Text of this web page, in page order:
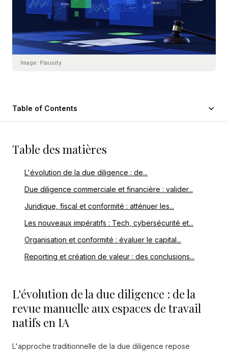
Image: Plausity
Table of Contents
Table des matières
L'évolution de la due diligence : de...
Due diligence commerciale et financière : valider...
Juridique, fiscal et conformité : atténuer les...
Les nouveaux impératifs : Tech, cybersécurité et...
Organisation et conformité : évaluer le capital...
Reporting et création de valeur : des conclusions...
L'évolution de la due diligence : de la
revue manuelle aux espaces de travail
natifs en IA
L'approche traditionnelle de la due diligence repose